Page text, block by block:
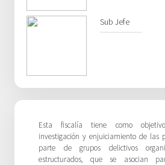
Sub Jefe
Esta fiscalía tiene como
investigación y enjuiciamiento de las
parte de grupos delictivos
estructurados, que se asocian